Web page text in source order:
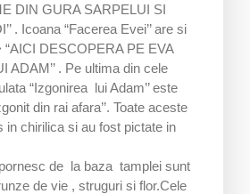
DIN GURA SARPELUI SI
. Icoana “Facerea Evei’’ are si
DESCOPERA PE EVA
ADAM’’ . Pe ultima din cele
“Izgonirea lui Adam’’ este
din rai afara’’. Toate aceste
in chirilica si au fost pictate in
de la baza tamplei sunt
de vie , struguri si flor.Cele